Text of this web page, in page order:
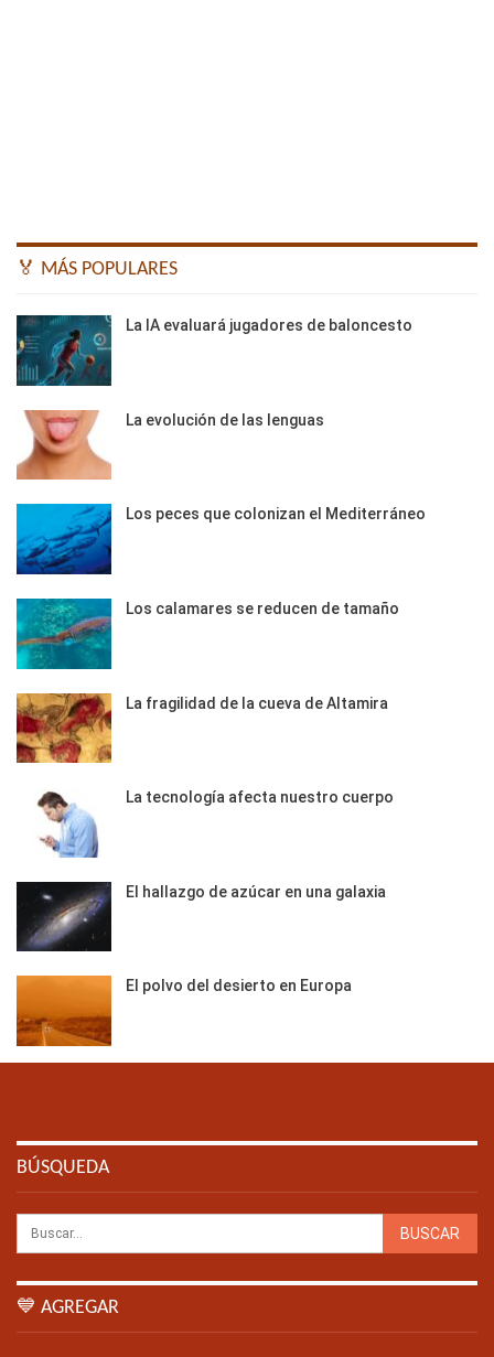
🏅 MÁS POPULARES
La IA evaluará jugadores de baloncesto
La evolución de las lenguas
Los peces que colonizan el Mediterráneo
Los calamares se reducen de tamaño
La fragilidad de la cueva de Altamira
La tecnología afecta nuestro cuerpo
El hallazgo de azúcar en una galaxia
El polvo del desierto en Europa
BÚSQUEDA
💙 AGREGAR